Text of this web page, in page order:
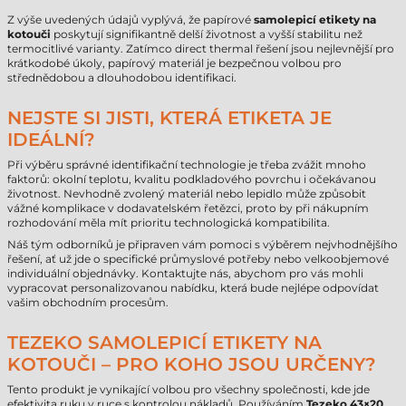
Z výše uvedených údajů vyplývá, že papírové samolepicí etikety na
kotouči poskytují signifikantně delší životnost a vyšší stabilitu než
termocitlivé varianty. Zatímco direct thermal řešení jsou nejlevnější pro
krátkodobé úkoly, papírový materiál je bezpečnou volbou pro
střednědobou a dlouhodobou identifikaci.
NEJSTE SI JISTI, KTERÁ ETIKETA JE
IDEÁLNÍ?
Při výběru správné identifikační technologie je třeba zvážit mnoho
faktorů: okolní teplotu, kvalitu podkladového povrchu i očekávanou
životnost. Nevhodně zvolený materiál nebo lepidlo může způsobit
vážné komplikace v dodavatelském řetězci, proto by při nákupním
rozhodování měla mít prioritu technologická kompatibilita.
Náš tým odborníků je připraven vám pomoci s výběrem nejvhodnějšího
řešení, ať už jde o specifické průmyslové potřeby nebo velkoobjemové
individuální objednávky. Kontaktujte nás, abychom pro vás mohli
vypracovat personalizovanou nabídku, která bude nejlépe odpovídat
vašim obchodním procesům.
TEZEKO SAMOLEPICÍ ETIKETY NA
KOTOUČI – PRO KOHO JSOU URČENY?
Tento produkt je vynikající volbou pro všechny společnosti, kde jde